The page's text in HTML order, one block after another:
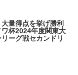
量得点を挙げ勝利
杯2024年度関東大
ーグ戦セカンドリ